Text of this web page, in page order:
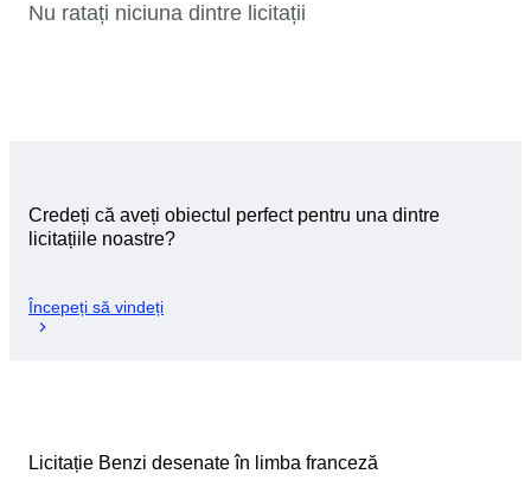
Nu ratați niciuna dintre licitații
Credeți că aveți obiectul perfect pentru una dintre
licitațiile noastre?
Începeți să vindeți
Licitație Benzi desenate în limba franceză